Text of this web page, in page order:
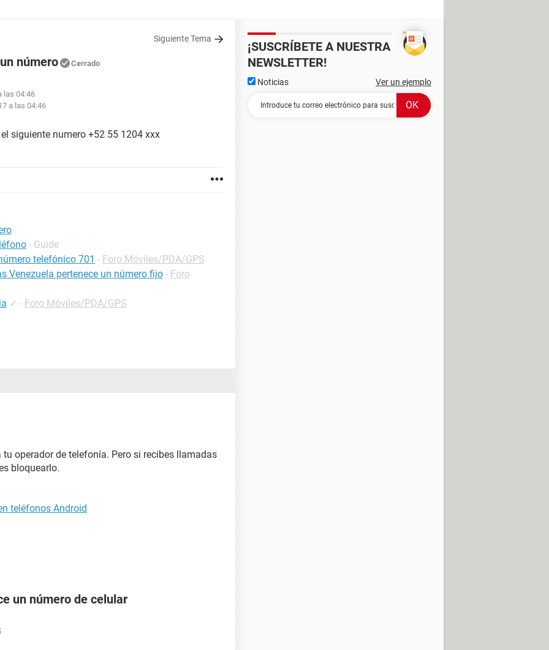
Siguiente Tema
número Cerrado
las 04:46
a las 04:46
siguiente numero +52 55 1204 xxx
- Guide
telefónico 701 - Foro Móviles/PDA/GPS
Venezuela pertenece un número fijo - Foro
✓ - Foro Móviles/PDA/GPS
operador de telefonía. Pero si recibes llamadas
bloquearlo.
teléfonos Android
un número de celular
¡SUSCRÍBETE A NUESTRA
NEWSLETTER!
Noticias Ver un ejemplo